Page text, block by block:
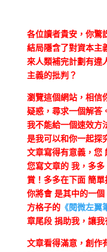
各位讀者貴安，你驚
結局隱含了對資本主
來人類補完計劃有違
主義的批判？
瀏覽這個網站，相信
疑惑，尋求一個解答
我不能給一個速效方
是我可以和你一起探
文章寫得有意義，您
您寫文章的 我，多
賞！多多在下面 簡
你將會 是其中的一
方格子的《閱微左翼
章尾段 捐助我，讓
文章看得滿意，創作